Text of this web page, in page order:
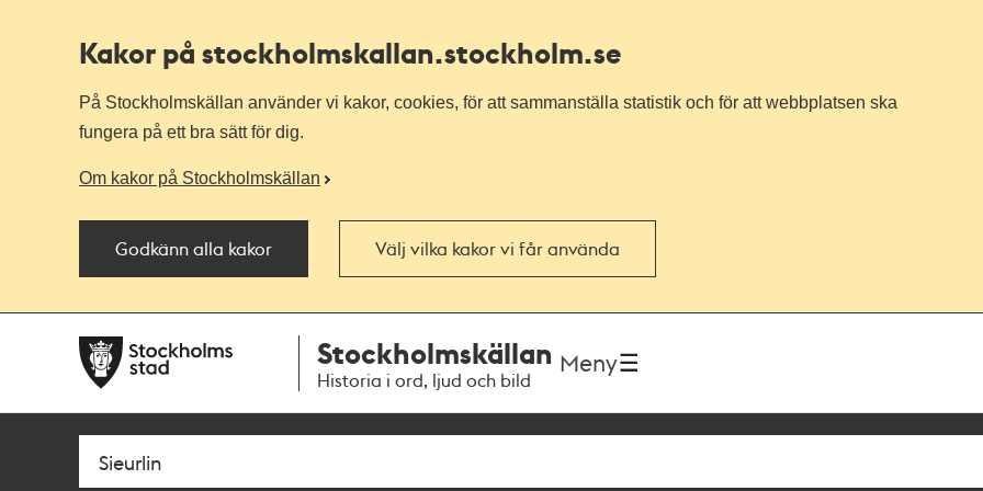
Kakor på stockholmskallan.stockholm.se
På Stockholmskällan använder vi kakor, cookies, för att sammanställa statistik och för att webbplatsen ska
fungera på ett bra sätt för dig.
Om kakor på Stockholmskällan
Godkänn alla kakor Välj vilka kakor vi får använda
navigationen
huvudinnehållet
Stockholmskällan
Historia i ord, ljud och bild
Meny
Sök